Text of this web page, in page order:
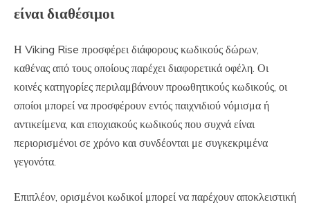
είναι διαθέσιμοι
Η Viking Rise προσφέρει διάφορους κωδικούς δώρων,
καθένας από τους οποίους παρέχει διαφορετικά οφέλη. Οι
κοινές κατηγορίες περιλαμβάνουν προωθητικούς κωδικούς, οι
οποίοι μπορεί να προσφέρουν εντός παιχνιδιού νόμισμα ή
αντικείμενα, και εποχιακούς κωδικούς που συχνά είναι
περιορισμένοι σε χρόνο και συνδέονται με συγκεκριμένα
γεγονότα.
Επιπλέον, ορισμένοι κωδικοί μπορεί να παρέχουν αποκλειστική